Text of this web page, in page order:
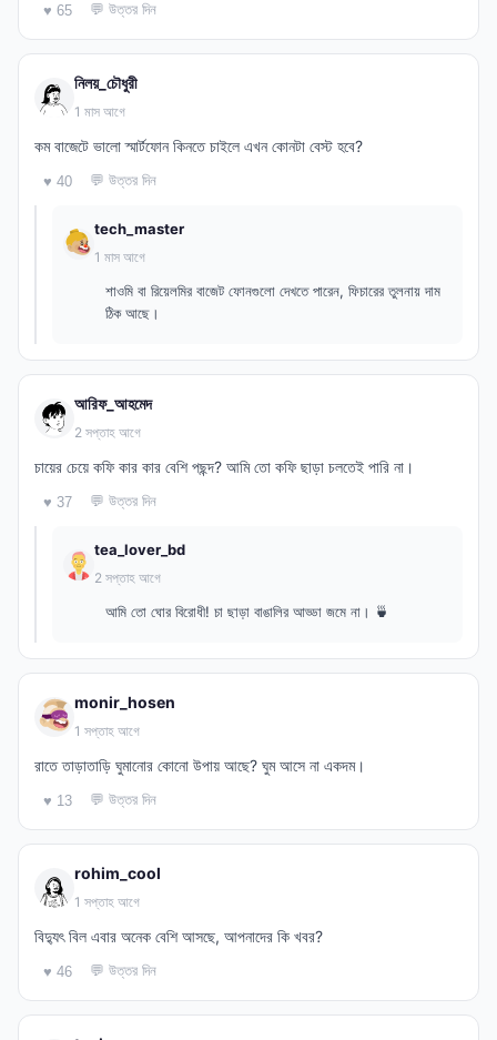
♥ 65 💬 উত্তর দিন
নিলয়_চৌধুরী
1 মাস আগে
কম বাজেটে ভালো স্মার্টফোন কিনতে চাইলে এখন কোনটা বেস্ট হবে?
♥ 40 💬 উত্তর দিন
tech_master
1 মাস আগে
শাওমি বা রিয়েলমির বাজেট ফোনগুলো দেখতে পারেন, ফিচারের তুলনায় দাম
ঠিক আছে।
আরিফ_আহমেদ
2 সপ্তাহ আগে
চায়ের চেয়ে কফি কার কার বেশি পছন্দ? আমি তো কফি ছাড়া চলতেই পারি না।
♥ 37 💬 উত্তর দিন
tea_lover_bd
2 সপ্তাহ আগে
আমি তো ঘোর বিরোধী! চা ছাড়া বাঙালির আড্ডা জমে না। 🍵
monir_hosen
1 সপ্তাহ আগে
রাতে তাড়াতাড়ি ঘুমানোর কোনো উপায় আছে? ঘুম আসে না একদম।
♥ 13 💬 উত্তর দিন
rohim_cool
1 সপ্তাহ আগে
বিদ্যুৎ বিল এবার অনেক বেশি আসছে, আপনাদের কি খবর?
♥ 46 💬 উত্তর দিন